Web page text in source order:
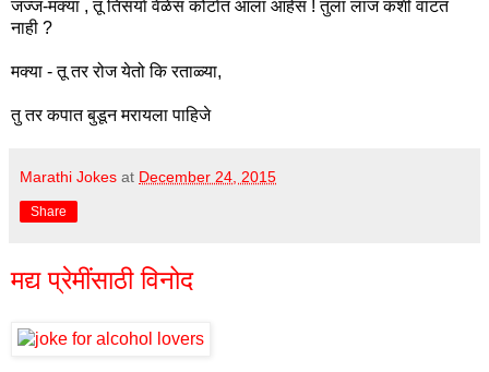
जज्ज-मक्या , तू तिसर्या वेळेस कोर्टात आला आहेस ! तुला लाज कशी वाटत
नाही ?
मक्या - तू तर रोज येतो कि रताळ्या,
तु तर कपात बुडून मरायला पाहिजे
Marathi Jokes at December 24, 2015
Share
मद्य प्रेमींसाठी विनोद